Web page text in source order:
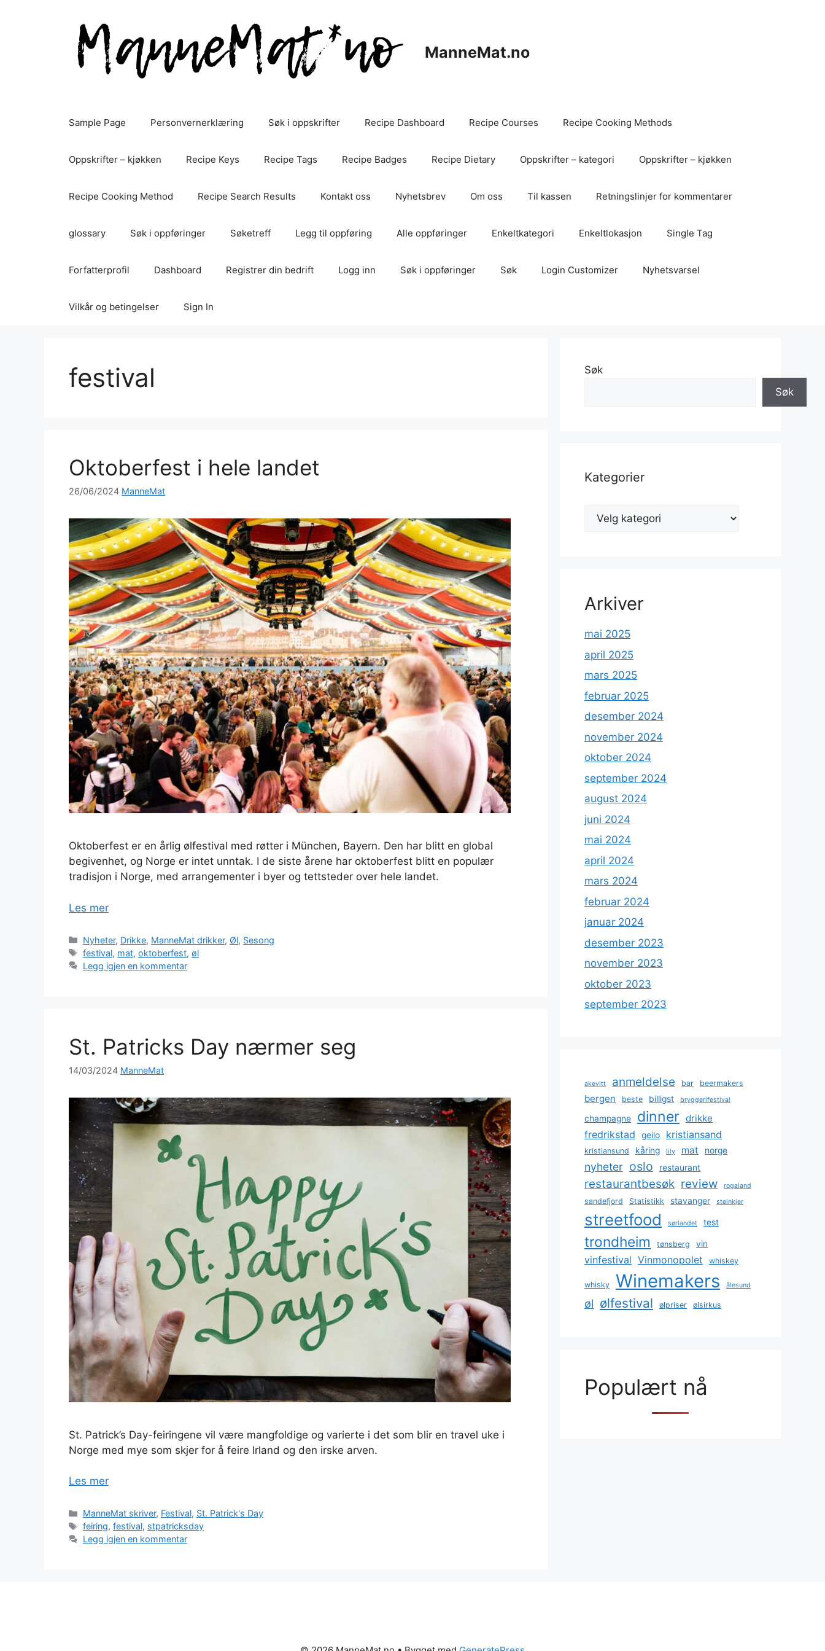
ManneMat.no
Sample Page Personvernerklæring Søk i oppskrifter Recipe Dashboard Recipe Courses Recipe Cooking Methods
Oppskrifter – kjøkken Recipe Keys Recipe Tags Recipe Badges Recipe Dietary Oppskrifter – kategori Oppskrifter – kjøkken
Recipe Cooking Method Recipe Search Results Kontakt oss Nyhetsbrev Om oss Til kassen Retningslinjer for kommentarer
glossary Søk i oppføringer Søketreff Legg til oppføring Alle oppføringer Enkeltkategori Enkeltlokasjon Single Tag
Forfatterprofil Dashboard Registrer din bedrift Logg inn Søk i oppføringer Søk Login Customizer Nyhetsvarsel
Vilkår og betingelser Sign In
festival
Oktoberfest i hele landet
26/06/2024 ManneMat
Oktoberfest er en årlig ølfestival med røtter i München, Bayern. Den har blitt en global
begivenhet, og Norge er intet unntak. I de siste årene har oktoberfest blitt en populær
tradisjon i Norge, med arrangementer i byer og tettsteder over hele landet.
Les mer
Kategorier
Nyheter, Drikke, ManneMat drikker, Øl, Sesong
Stikkord
festival, mat,oktoberfest,øl
Legg igjen en kommentar
St. Patricks Day nærmer seg
14/03/2024 ManneMat
St. Patrick’s Day-feiringene vil være mangfoldige og varierte i det som blir en travel uke i
Norge med mye som skjer for å feire Irland og den irske arven.
Les mer
Kategorier
ManneMat skriver, Festival, St. Patrick's Day
Stikkord
feiring,festival, stpatricksday
Legg igjen en kommentar
Søk
Søk
Kategorier
Kategorier
Arkiver
mai 2025
april 2025
mars 2025
februar 2025
desember 2024
november 2024
oktober 2024
september 2024
august 2024
juni 2024
mai 2024
april 2024
mars 2024
februar 2024
januar 2024
desember 2023
november 2023
oktober 2023
september 2023
akevitt anmeldelse bar beermakers
bergen beste billigst bryggerifestival
champagne dinner drikke
fredrikstad geilo kristiansand
kristiansund kåring lily mat norge
nyheter oslo restaurant
restaurantbesøk review rogaland
sandefjord Statistikk stavanger steinkjer
streetfood sørlandet test
trondheim tønsberg vin
vinfestival Vinmonopolet whiskey
whisky Winemakers ålesund
øl ølfestival ølpriser ølsirkus
Populært nå